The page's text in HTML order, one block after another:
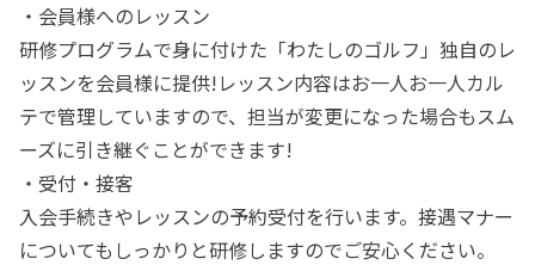
・会員様へのレッスン
研修プログラムで身に付けた「わたしのゴルフ」独自のレ
ッスンを会員様に提供!レッスン内容はお一人お一人カル
テで管理していますので、担当が変更になった場合もスム
ーズに引き継ぐことができます!
・受付・接客
入会手続きやレッスンの予約受付を行います。接遇マナー
についてもしっかりと研修しますのでご安心ください。